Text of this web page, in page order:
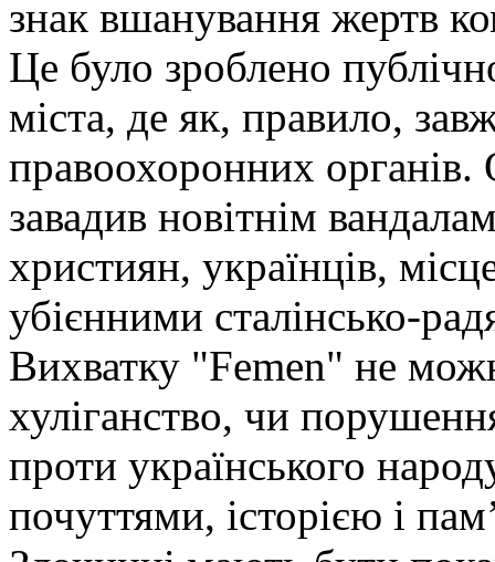
знак вшанування жертв
Це було зроблено
міста, де як, правило,
правоохоронних органів.
завадив новітнім
християн, українців,
убієнними сталінсько-
Вихватку "Femen" не
хуліганство, чи
проти українського
почуттями, історією і